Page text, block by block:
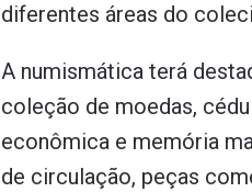
diferentes áreas do
A numismática terá
coleção de moedas,
econômica e memória
de circulação, peças